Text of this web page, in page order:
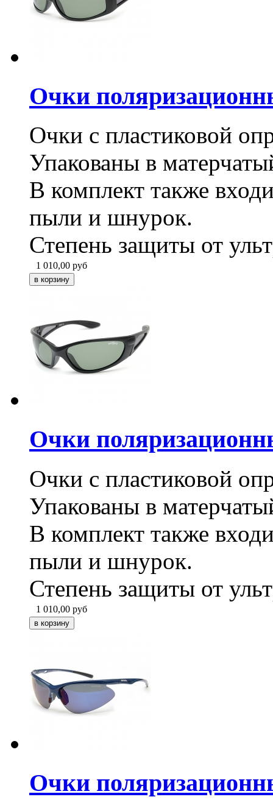
Очки
Очки с пластиковой
Упакованы в
В комплект также
пыли и шнурок.
Степень защиты от
1 010,00 руб
Очки
Очки с пластиковой
Упакованы в
В комплект также
пыли и шнурок.
Степень защиты от
1 010,00 руб
Очки